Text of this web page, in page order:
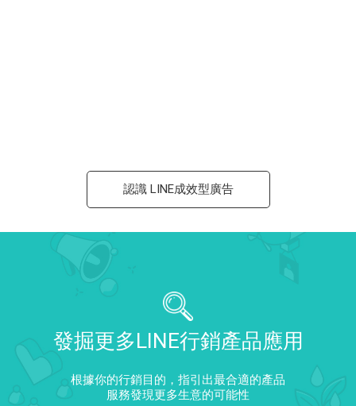
認識 LINE成效型廣告
發掘更多LINE行銷產品應用
根據你的行銷目的，指引出最合適的產品
服務發現更多生意的可能性